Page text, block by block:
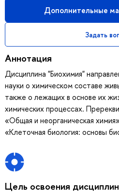
Дополнительные
Задать
Аннотация
Дисциплина "Биохимия"
науки о химическом составе
также о лежащих в основе их
химических процессах.
«Общая и неорганическая
«Клеточная биология: основы
Цель освоения